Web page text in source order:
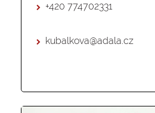
+420 774702331
kubalkova@adala.cz